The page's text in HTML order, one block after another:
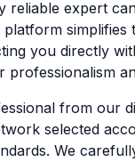
reliable expert
simplifies
you directly
professionalism
from our
selected
We